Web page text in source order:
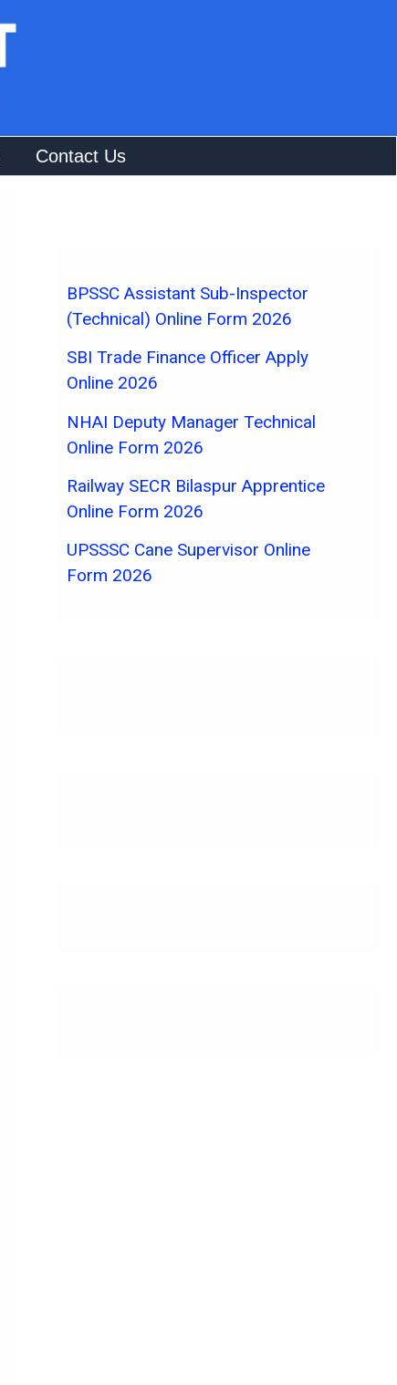
Contact Us
BPSSC Assistant Sub-Inspector
(Technical) Online Form 2026
SBI Trade Finance Officer Apply
Online 2026
NHAI Deputy Manager Technical
Online Form 2026
Railway SECR Bilaspur Apprentice
Online Form 2026
UPSSSC Cane Supervisor Online
Form 2026